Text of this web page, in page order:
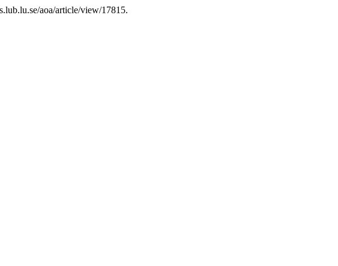
aoa/article/view/17815.